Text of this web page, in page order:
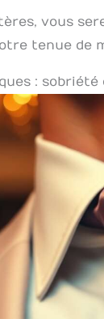
vous
tenue de
: sobriété